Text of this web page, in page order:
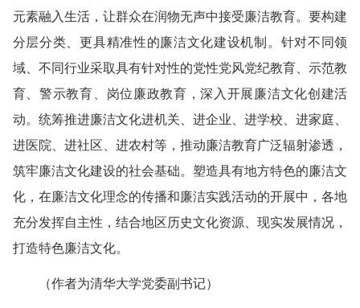
元素融入生活，让群众在润物无声中接受廉洁教育。要构建
分层分类、更具精准性的廉洁文化建设机制。针对不同领
域、不同行业采取具有针对性的党性党风党纪教育、示范教
育、警示教育、岗位廉政教育，深入开展廉洁文化创建活
动。统筹推进廉洁文化进机关、进企业、进学校、进家庭、
进医院、进社区、进农村等，推动廉洁教育广泛辐射渗透，
筑牢廉洁文化建设的社会基础。塑造具有地方特色的廉洁文
化，在廉洁文化理念的传播和廉洁实践活动的开展中，各地
充分发挥自主性，结合地区历史文化资源、现实发展情况，
打造特色廉洁文化。
（作者为清华大学党委副书记）